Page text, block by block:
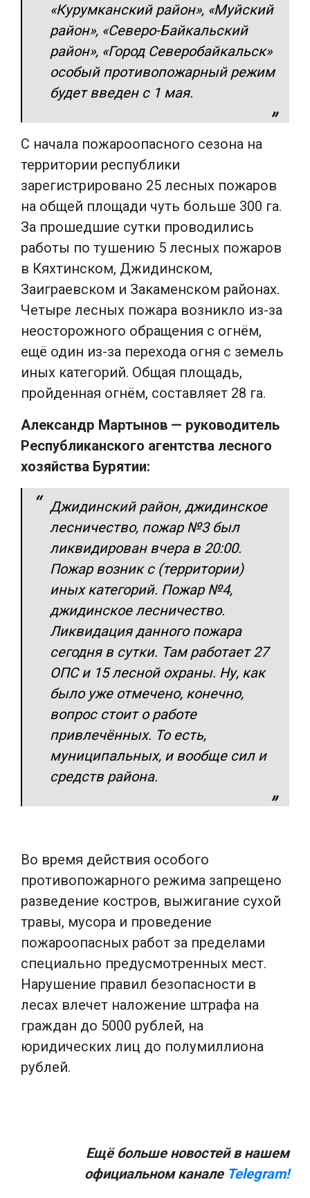
«Курумканский район», «Муйский
район», «Северо-Байкальский
район», «Город Северобайкальск»
особый противопожарный режим
будет введен с 1 мая.
С начала пожароопасного сезона на
территории республики
зарегистрировано 25 лесных пожаров
на общей площади чуть больше 300 га.
За прошедшие сутки проводились
работы по тушению 5 лесных пожаров
в Кяхтинском, Джидинском,
Заиграевском и Закаменском районах.
Четыре лесных пожара возникло из-за
неосторожного обращения с огнём,
ещё один из-за перехода огня с земель
иных категорий. Общая площадь,
пройденная огнём, составляет 28 га.
Александр Мартынов — руководитель
Республиканского агентства лесного
хозяйства Бурятии:
Джидинский район, джидинское
лесничество, пожар №3 был
ликвидирован вчера в 20:00.
Пожар возник с (территории)
иных категорий. Пожар №4,
джидинское лесничество.
Ликвидация данного пожара
сегодня в сутки. Там работает 27
ОПС и 15 лесной охраны. Ну, как
было уже отмечено, конечно,
вопрос стоит о работе
привлечённых. То есть,
муниципальных, и вообще сил и
средств района.
Во время действия особого
противопожарного режима запрещено
разведение костров, выжигание сухой
травы, мусора и проведение
пожароопасных работ за пределами
специально предусмотренных мест.
Нарушение правил безопасности в
лесах влечет наложение штрафа на
граждан до 5000 рублей, на
юридических лиц до полумиллиона
рублей.
Ещё больше новостей в нашем
официальном канале Telegram!